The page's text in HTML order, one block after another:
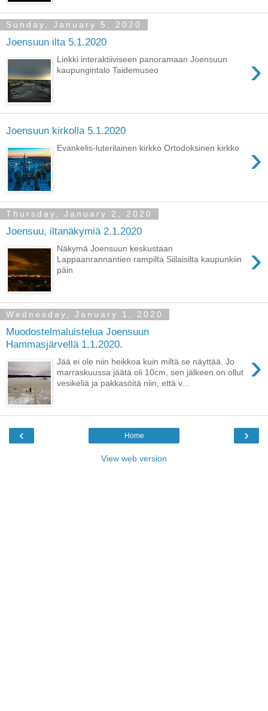
Sunday, January 5, 2020
Joensuun ilta 5.1.2020
›
Linkki interaktiiviseen panoramaan Joensuun
kaupungintalo Taidemuseo
Joensuun kirkolla 5.1.2020
›
Evankelis-luterilainen kirkko Ortodoksinen kirkko
Thursday, January 2, 2020
Joensuu, iltanäkymiä 2.1.2020
›
Näkymä Joensuun keskustaan
Lappaanrannantien rampilta Siilaisilta kaupunkiin
päin
Wednesday, January 1, 2020
Muodostelmaluistelua Joensuun
Hammasjärvellä 1.1.2020.
›
Jää ei ole niin heikkoa kuin miltä se näyttää. Jo
marraskuussa jäätä oli 10cm, sen jälkeen on ollut
vesikeliä ja pakkasöitä niin, että v...
‹ ›
Home
View web version